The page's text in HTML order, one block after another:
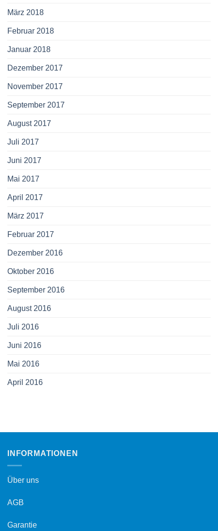
März 2018
Februar 2018
Januar 2018
Dezember 2017
November 2017
September 2017
August 2017
Juli 2017
Juni 2017
Mai 2017
April 2017
März 2017
Februar 2017
Dezember 2016
Oktober 2016
September 2016
August 2016
Juli 2016
Juni 2016
Mai 2016
April 2016
INFORMATIONEN
Über uns
AGB
Garantie